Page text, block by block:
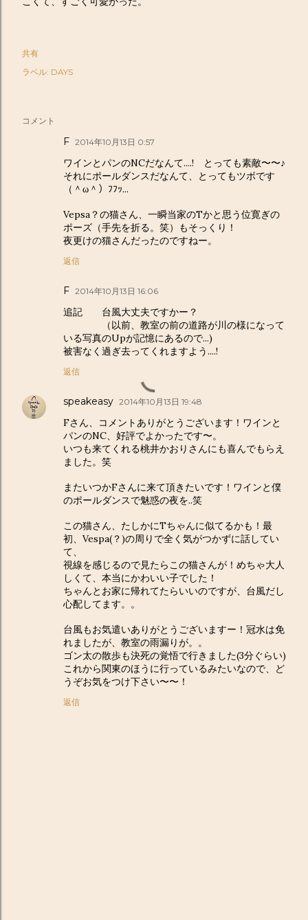
共有
ラベル: DAYS
コメント
F 2014年10月13日 0:57
ワインとパンのNCだなんて....! とっても素敵〜〜♪
それにポールダンスだなんて、とってもツボです
（＾ω＾）ﾌﾌｯ...
Vepsa？の猫さん、一瞬当家のTかと思う位寛ぎの
ポーズ（手先を折る。笑）もそっくり！
夜更けの猫さんだったのですねー。
返信
F 2014年10月13日 16:06
追記 台風大丈夫ですかー？
（以前、教室の前の道路が川の様になって
いる写真のUpが記憶にあるので...)
被害なく過ぎ去ってくれますよう....!
返信
speakeasy 2014年10月13日 19:48
Fさん、コメントありがとうございます！ワインと
パンのNC、好評でよかったです〜。
いつも来てくれる桃井かおりさんにも喜んでもらえ
ました。笑
またいつかFさんに来て頂きたいです！ワインと僕
のポールダンスで魅惑の夜を..笑
この猫さん、たしかにTちゃんに似てるかも！最
初、Vespa(？)の周りで全く気がつかずに話してい
て、
視線を感じるので見たらこの猫さんが！めちゃ大人
しくて、本当にかわいい子でした！
ちゃんとお家に帰れてたらいいのですが、台風だし
心配してます。。
台風もお気遣いありがとうございますー！冠水は免
れましたが、教室の雨漏りが。。
ゴン太の散歩も決死の覚悟で行きました(3分ぐらい)
これから関東のほうに行っているみたいなので、ど
うぞお気をつけ下さい〜〜！
返信